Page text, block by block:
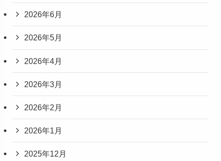
2026年6月
2026年5月
2026年4月
2026年3月
2026年2月
2026年1月
2025年12月